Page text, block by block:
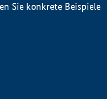
Sie konkrete Beispiele